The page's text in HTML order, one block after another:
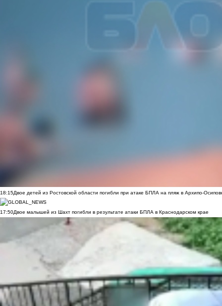
18:15Двое детей из Ростовской области погибли при атаке БПЛА на пляж в Архипо-
17:50Двое малышей из Шахт погибли в результате атаки БПЛА в Краснодарском крае